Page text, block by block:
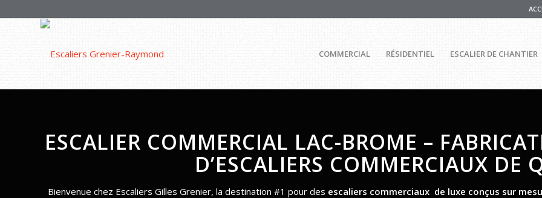
COMMERCIAL RÉSIDENTIEL ESCALIER DE CHANTIER
ESCALIER COMMERCIAL LAC-BROME –
D’ESCALIERS COMMERCIAUX DE
Bienvenue chez Escaliers Gilles Grenier, la destination #1 pour des escaliers commerciaux de luxe conçus sur